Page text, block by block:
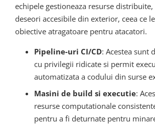
echipele gestioneaza resurse
deseori accesibile din exterior, ceea ce
obiective atragatoare pentru atacatori.
Pipeline-uri CI/CD: Acestea sunt
cu privilegii ridicate si permit
automatizata a codului din surse
Masini de build si executie:
resurse computationale
pentru a fi deturnate pentru